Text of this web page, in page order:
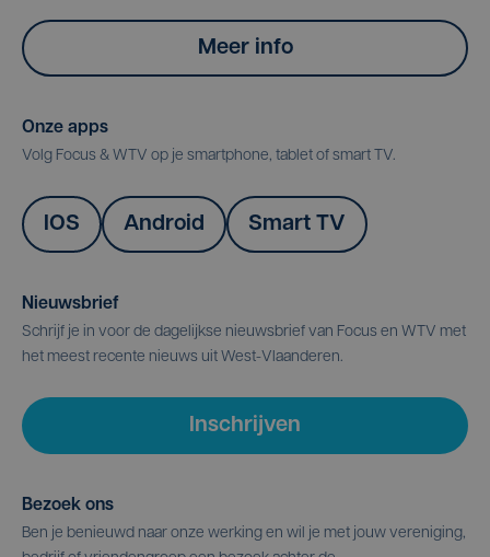
Meer info
Onze apps
Volg Focus & WTV op je smartphone, tablet of smart TV.
IOS Android Smart TV
Nieuwsbrief
Schrijf je in voor de dagelijkse nieuwsbrief van Focus en WTV met
het meest recente nieuws uit West-Vlaanderen.
Inschrijven
Bezoek ons
Ben je benieuwd naar onze werking en wil je met jouw vereniging,